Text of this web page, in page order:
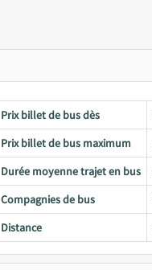
Prix billet de bus dès
Prix billet de bus maximum
Durée moyenne trajet en bus
Compagnies de bus
Distance